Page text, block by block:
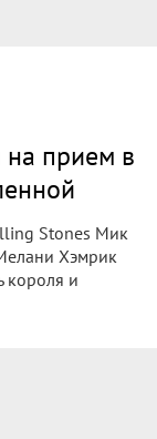
прием в
Stones Мик
Хэмрик
короля и